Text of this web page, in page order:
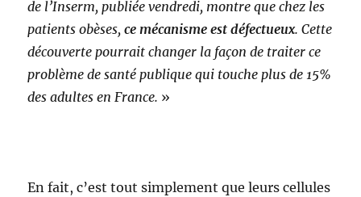
de l’Inserm, publiée vendredi, montre que chez les
patients obèses,ce mécanisme est défectueux. Cette
découverte pourrait changer la façon de traiter ce
problème de santé publique qui touche plus de 15%
des adultes en France. »
En fait, c’est tout simplement que leurs cellules